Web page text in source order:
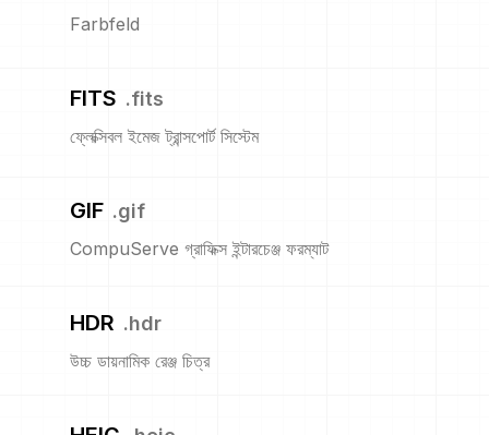
Farbfeld
FITS .fits
ফ্লেক্সিবল ইমেজ ট্রান্সপোর্ট সিস্টেম
GIF .gif
CompuServe গ্রাফিক্স ইন্টারচেঞ্জ ফরম্যাট
HDR .hdr
উচ্চ ডায়নামিক রেঞ্জ চিত্র